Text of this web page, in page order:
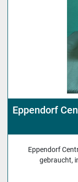
Eppendorf
Eppendorf
gebraucht,